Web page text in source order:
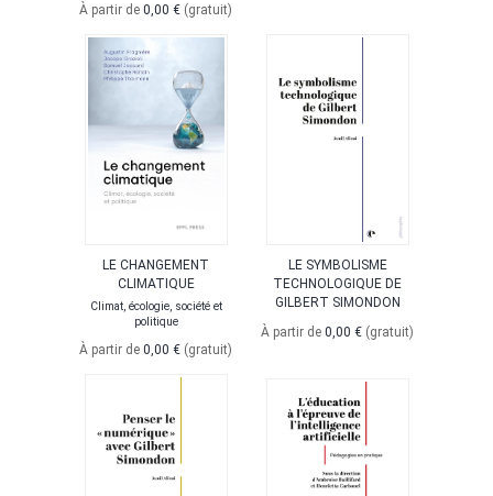
À partir de 0,00 € (gratuit)
LE CHANGEMENT
CLIMATIQUE
Climat, écologie, société et
politique
À partir de 0,00 € (gratuit)
LE SYMBOLISME
TECHNOLOGIQUE DE
GILBERT SIMONDON
À partir de 0,00 € (gratuit)